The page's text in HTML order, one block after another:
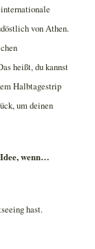
von Athen.
heißt, du kannst
Halbtagestrip
um deinen
wenn…
hast.